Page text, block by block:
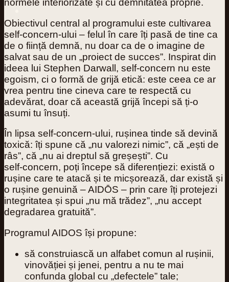
normele interiorizate și cu demnitatea proprie.
Obiectivul central al programului este cultivarea
self‑concern‑ului – felul în care îți pasă de tine ca
de o ființă demnă, nu doar ca de o imagine de
salvat sau de un „proiect de succes”. Inspirat din
ideea lui Stephen Darwall, self‑concern nu este
egoism, ci o formă de grijă etică: este ceea ce ar
vrea pentru tine cineva care te respectă cu
adevărat, doar că această grijă începi să ți‑o
asumi tu însuți.
În lipsa self‑concern‑ului, rușinea tinde să devină
toxică: îți spune că „nu valorezi nimic”, că „ești de
râs”, că „nu ai dreptul să greșești”. Cu
self‑concern, poți începe să diferențiezi: există o
rușine care te atacă și te micșorează, dar există și
o rușine genuină – AIDŌS – prin care îți protejezi
integritatea și spui „nu mă trădez”, „nu accept
degradarea gratuită”.
Programul AIDOS își propune:
să construiască un alfabet comun al rușinii,
vinovăției și jenei, pentru a nu te mai
confunda global cu „defectele” tale;